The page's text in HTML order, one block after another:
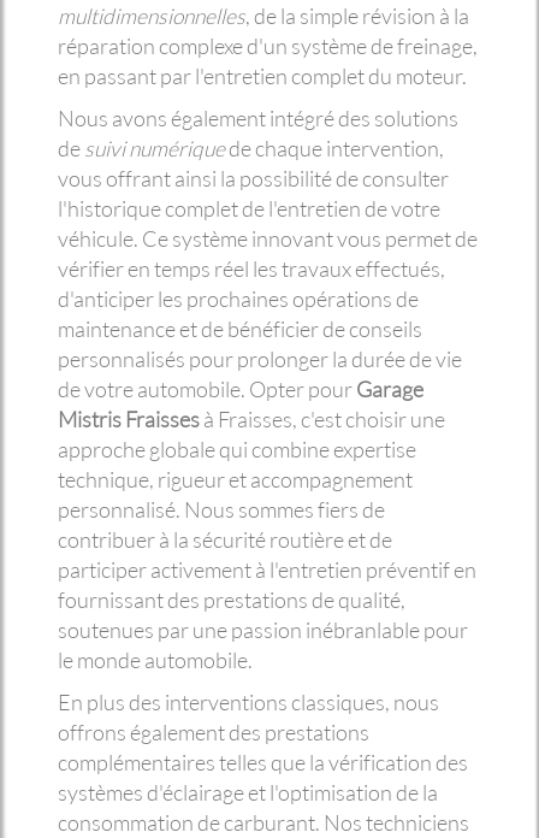
multidimensionnelles, de la simple révision à la
réparation complexe d'un système de freinage,
en passant par l'entretien complet du moteur.
Nous avons également intégré des solutions
desuivi numériquede chaque intervention,
vous offrant ainsi la possibilité de consulter
l'historique complet de l'entretien de votre
véhicule. Ce système innovant vous permet de
vérifier en temps réel les travaux effectués,
d'anticiper les prochaines opérations de
maintenance et de bénéficier de conseils
personnalisés pour prolonger la durée de vie
de votre automobile. Opter pourGarage
Mistris Fraissesà Fraisses, c'est choisir une
approche globale qui combine expertise
technique, rigueur et accompagnement
personnalisé. Nous sommes fiers de
contribuer à la sécurité routière et de
participer activement à l'entretien préventif en
fournissant des prestations de qualité,
soutenues par une passion inébranlable pour
le monde automobile.
En plus des interventions classiques, nous
offrons également des prestations
complémentaires telles que la vérification des
systèmes d'éclairage et l'optimisation de la
consommation de carburant. Nos techniciens